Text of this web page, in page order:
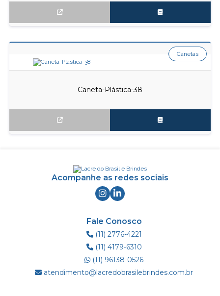
Caneta-Plástica-38
Canetas
Acompanhe as redes sociais
Fale Conosco
(11) 2776-4221
(11) 4179-6310
(11) 96138-0526
atendimento@lacredobrasilebrindes.com.br